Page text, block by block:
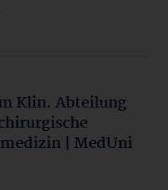
Klin. Abteilung
| MedUni